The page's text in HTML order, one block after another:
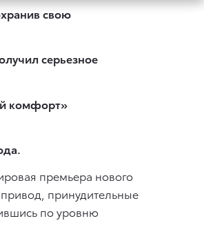
свою
серьезное
комфорт»
премьера нового
принудительные
по уровню